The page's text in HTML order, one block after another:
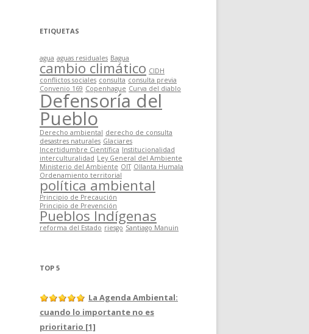
ETIQUETAS
agua aguas residuales Bagua
cambio climático CIDH
conflictos sociales consulta consulta previa
Convenio 169 Copenhague Curva del diablo
Defensoría del
Pueblo
Derecho ambiental derecho de consulta
desastres naturales Glaciares
Incertidumbre Científica Institucionalidad
interculturalidad Ley General del Ambiente
Ministerio del Ambiente OIT Ollanta Humala
Ordenamiento territorial
política ambiental
Principio de Precaución
Principio de Prevención
Pueblos Indígenas
reforma del Estado riesgo Santiago Manuin
TOP 5
La Agenda Ambiental:
cuando lo importante no es
prioritario [1]